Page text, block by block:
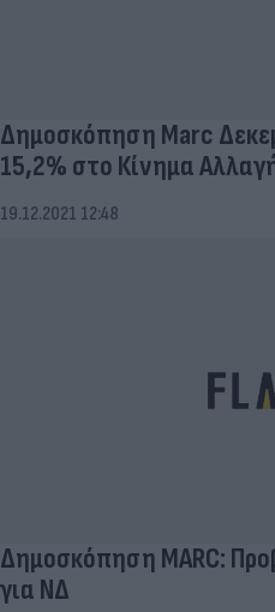
Δημοσκόπηση Marc
15,2% στο Κίνημα
19.12.2021 12:48
Δημοσκόπηση MARC:
για ΝΔ